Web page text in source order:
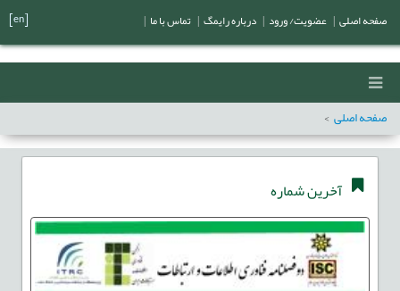
صفحه اصلی
آخرین شماره
صفحه اصلی عضویت/ ورود درباره رایمگ تماس با ما